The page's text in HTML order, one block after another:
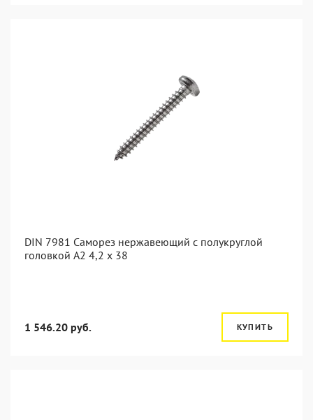
DIN 7981 Саморез нержавеющий с полукруглой
головкой А2 4,2 x 38
1 546.20 руб. КУПИТЬ